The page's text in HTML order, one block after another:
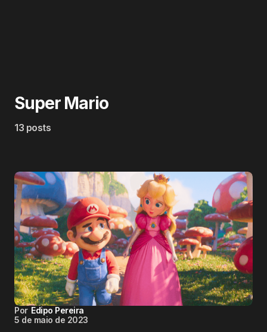
Super Mario
13 posts
Por Edipo Pereira
5 de maio de 2023